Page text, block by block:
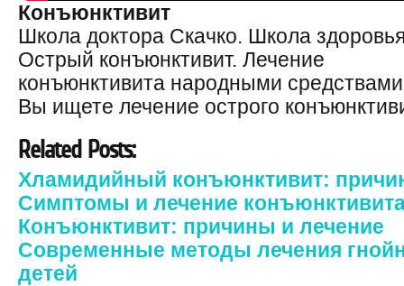
Конъюнктивит
Школа доктора Скачко. Школа
Острый конъюнктивит. Лечение
конъюнктивита народными
Вы ищете лечение острого
Related Posts:
Хламидийный конъюнктивит:
Симптомы и лечение
Конъюнктивит: причины и лечение
Современные методы лечения
детей